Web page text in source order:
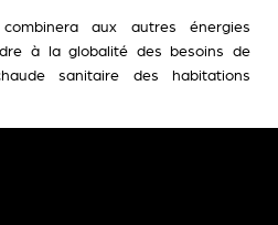
aux autres énergies
à la globalité des besoins de
sanitaire des habitations